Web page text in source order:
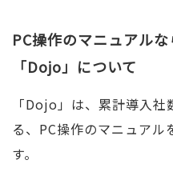
PC操作のマニュアル
「Dojo」について
「Dojo」は、累計導入
る、PC操作のマニュア
す。